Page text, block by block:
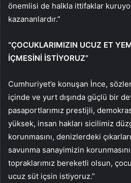
önemlisi de halkla ittifaklar
kazananlardır.”
“ÇOCUKLARIMIZIN UCUZ ET
İÇMESİNİ İSTİYORUZ”
Cumhuriyet’e konuşan İnce,
içinde ve yurt dışında güçlü bir
pasaportlarımız prestijli,
yüksek, insan hakları sicilimiz
korunmasını, denizlerdeki
savunma sanayimizin
topraklarımız bereketli olsun,
ucuz süt içsin istiyoruz.”